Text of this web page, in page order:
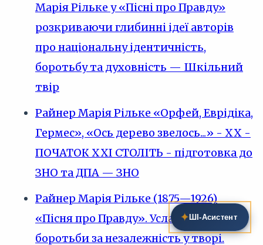
Марія Рільке у «Пісні про Правду»
розкриваючи глибинні ідеї авторів
про національну ідентичність,
боротьбу та духовність — Шкільний
твір
Райнер Марія Рільке «Орфей, Еврідіка,
Гермес», «Ось дерево звелось...» - XX -
ПОЧАТОК XXI СТОЛІТЬ - підготовка до
ЗНО та ДПА — ЗНО
Райнер Марія Рільке (1875—1926)
«Пісня про Правду». Уславлення
боротьби за незалежність у творі.
✦ ШІ‑Асистент